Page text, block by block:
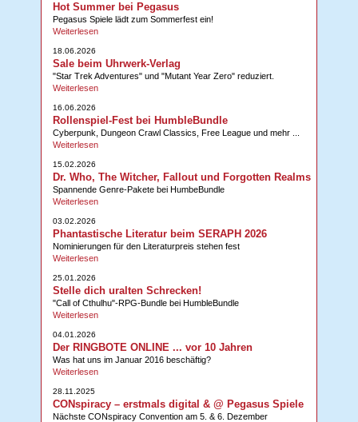
Hot Summer bei Pegasus
Pegasus Spiele lädt zum Sommerfest ein!
Weiterlesen
18.06.2026
Sale beim Uhrwerk-Verlag
"Star Trek Adventures" und "Mutant Year Zero" reduziert.
Weiterlesen
16.06.2026
Rollenspiel-Fest bei HumbleBundle
Cyberpunk, Dungeon Crawl Classics, Free League und mehr ...
Weiterlesen
15.02.2026
Dr. Who, The Witcher, Fallout und Forgotten Realms
Spannende Genre-Pakete bei HumbeBundle
Weiterlesen
03.02.2026
Phantastische Literatur beim SERAPH 2026
Nominierungen für den Literaturpreis stehen fest
Weiterlesen
25.01.2026
Stelle dich uralten Schrecken!
"Call of Cthulhu"-RPG-Bundle bei HumbleBundle
Weiterlesen
04.01.2026
Der RINGBOTE ONLINE ... vor 10 Jahren
Was hat uns im Januar 2016 beschäftig?
Weiterlesen
28.11.2025
CONspiracy – erstmals digital & @ Pegasus Spiele
Nächste CONspiracy Convention am 5. & 6. Dezember